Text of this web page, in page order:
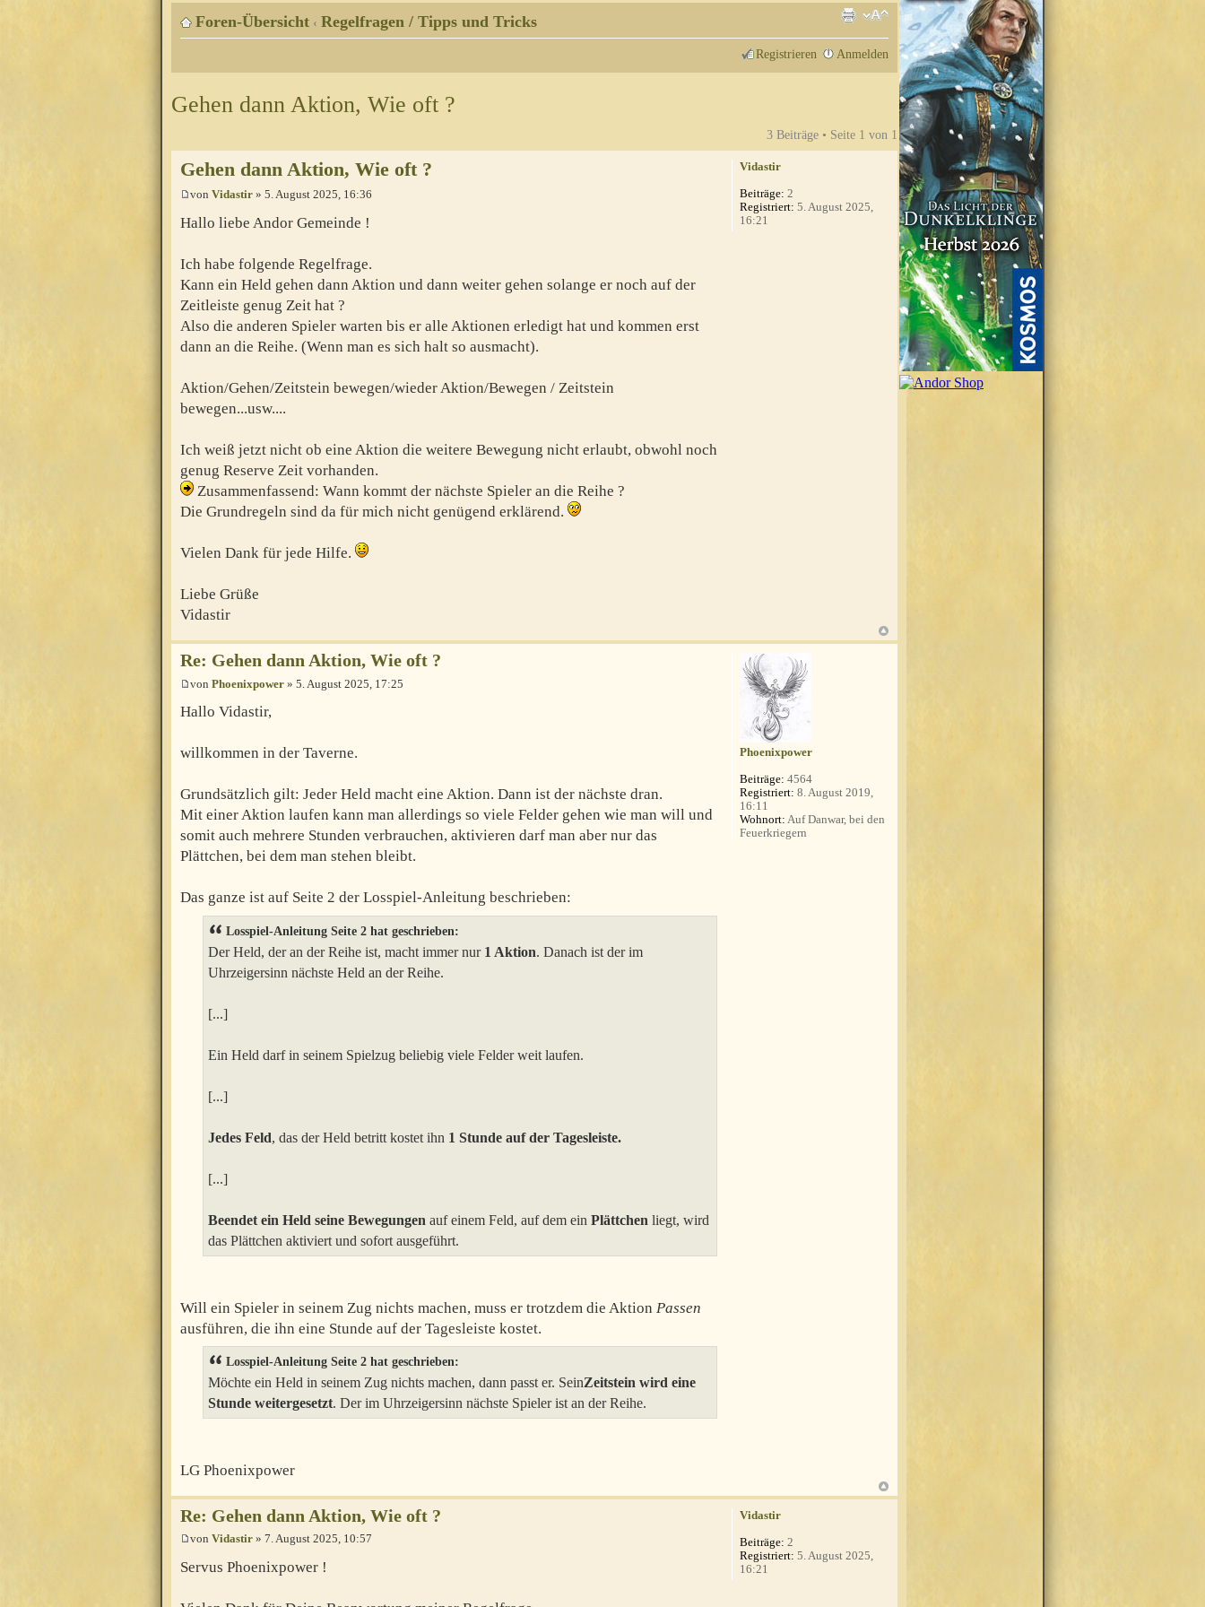
Foren-Übersicht ‹ Regelfragen / Tipps und Tricks
Registrieren Anmelden
Gehen dann Aktion, Wie oft ?
3 Beiträge • Seite 1 von 1
Gehen dann Aktion, Wie oft ?
von Vidastir » 5. August 2025, 16:36
Hallo liebe Andor Gemeinde !
Ich habe folgende Regelfrage.
Kann ein Held gehen dann Aktion und dann weiter gehen solange er noch auf der
Zeitleiste genug Zeit hat ?
Also die anderen Spieler warten bis er alle Aktionen erledigt hat und kommen erst
dann an die Reihe. (Wenn man es sich halt so ausmacht).
Aktion/Gehen/Zeitstein bewegen/wieder Aktion/Bewegen / Zeitstein
bewegen...usw....
Ich weiß jetzt nicht ob eine Aktion die weitere Bewegung nicht erlaubt, obwohl noch
genug Reserve Zeit vorhanden.
Zusammenfassend: Wann kommt der nächste Spieler an die Reihe ?
Die Grundregeln sind da für mich nicht genügend erklärend.
Vielen Dank für jede Hilfe.
Liebe Grüße
Vidastir
Vidastir
Beiträge: 2
Registriert: 5. August 2025,
16:21
Re: Gehen dann Aktion, Wie oft ?
von Phoenixpower » 5. August 2025, 17:25
Hallo Vidastir,
willkommen in der Taverne.
Grundsätzlich gilt: Jeder Held macht eine Aktion. Dann ist der nächste dran.
Mit einer Aktion laufen kann man allerdings so viele Felder gehen wie man will und
somit auch mehrere Stunden verbrauchen, aktivieren darf man aber nur das
Plättchen, bei dem man stehen bleibt.
Das ganze ist auf Seite 2 der Losspiel-Anleitung beschrieben:
Losspiel-Anleitung Seite 2 hat geschrieben:
Der Held, der an der Reihe ist, macht immer nur 1 Aktion. Danach ist der im
Uhrzeigersinn nächste Held an der Reihe.
[...]
Ein Held darf in seinem Spielzug beliebig viele Felder weit laufen.
[...]
Jedes Feld, das der Held betritt kostet ihn 1 Stunde auf der Tagesleiste.
[...]
Beendet ein Held seine Bewegungen auf einem Feld, auf dem ein Plättchen liegt, wird
das Plättchen aktiviert und sofort ausgeführt.
Will ein Spieler in seinem Zug nichts machen, muss er trotzdem die Aktion Passen
ausführen, die ihn eine Stunde auf der Tagesleiste kostet.
Losspiel-Anleitung Seite 2 hat geschrieben:
Möchte ein Held in seinem Zug nichts machen, dann passt er. SeinZeitstein wird eine
Stunde weitergesetzt. Der im Uhrzeigersinn nächste Spieler ist an der Reihe.
LG Phoenixpower
Phoenixpower
Beiträge: 4564
Registriert: 8. August 2019,
16:11
Wohnort: Auf Danwar, bei den
Feuerkriegern
Re: Gehen dann Aktion, Wie oft ?
von Vidastir » 7. August 2025, 10:57
Servus Phoenixpower !
Vidastir
Beiträge: 2
Registriert: 5. August 2025,
16:21